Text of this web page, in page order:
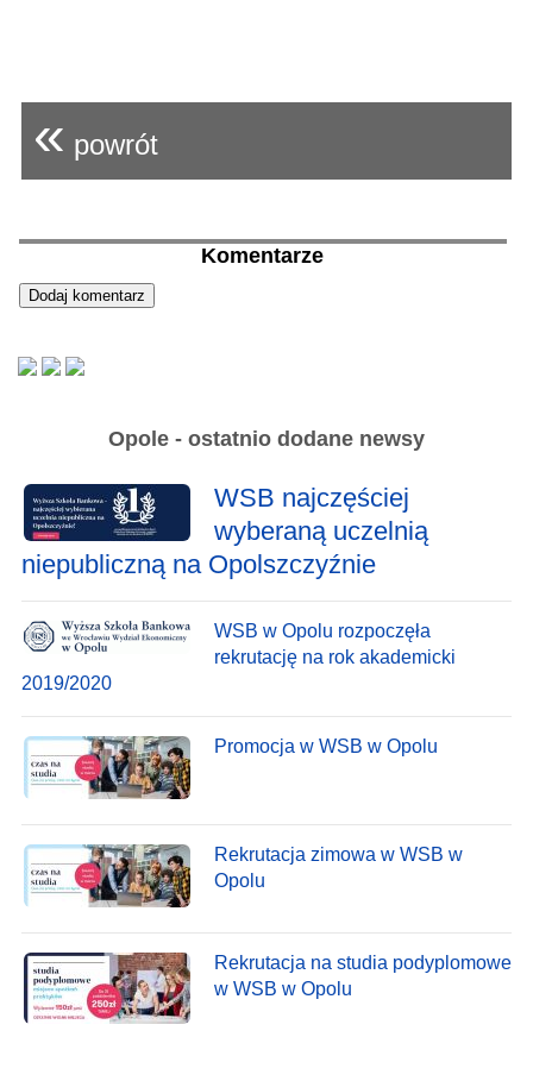
« powrót
Komentarze
Opole - ostatnio dodane newsy
WSB najczęściej
wyberaną uczelnią
niepubliczną na Opolszczyźnie
WSB w Opolu rozpoczęła
rekrutację na rok akademicki
2019/2020
Promocja w WSB w Opolu
Rekrutacja zimowa w WSB w
Opolu
Rekrutacja na studia podyplomowe
w WSB w Opolu